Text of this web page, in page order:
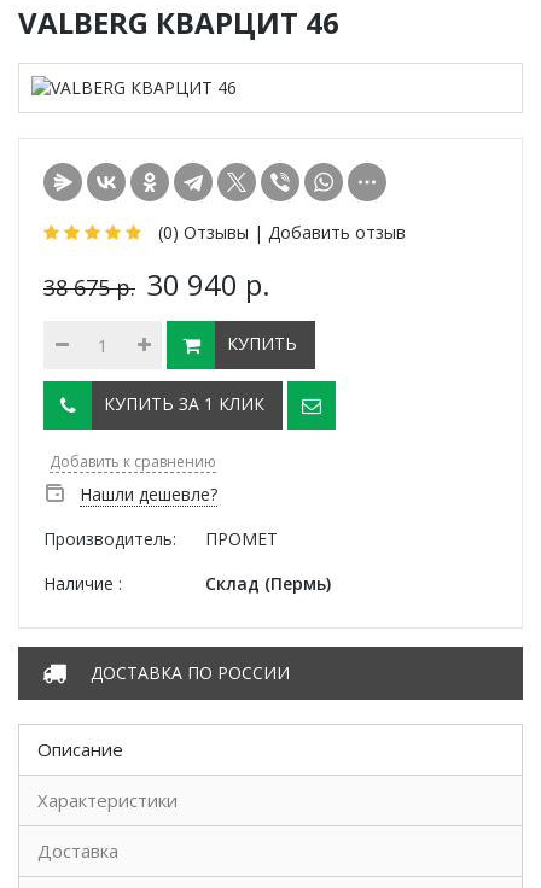
VALBERG КВАРЦИТ 46
(0) Отзывы | Добавить отзыв
38 675 р. 30 940 р.
КУПИТЬ
КУПИТЬ ЗА 1 КЛИК
Добавить к сравнению
Нашли дешевле?
Производитель:
ПРОМЕТ
Наличие :
Склад (Пермь)
ДОСТАВКА ПО РОССИИ
Описание
Характеристики
Доставка